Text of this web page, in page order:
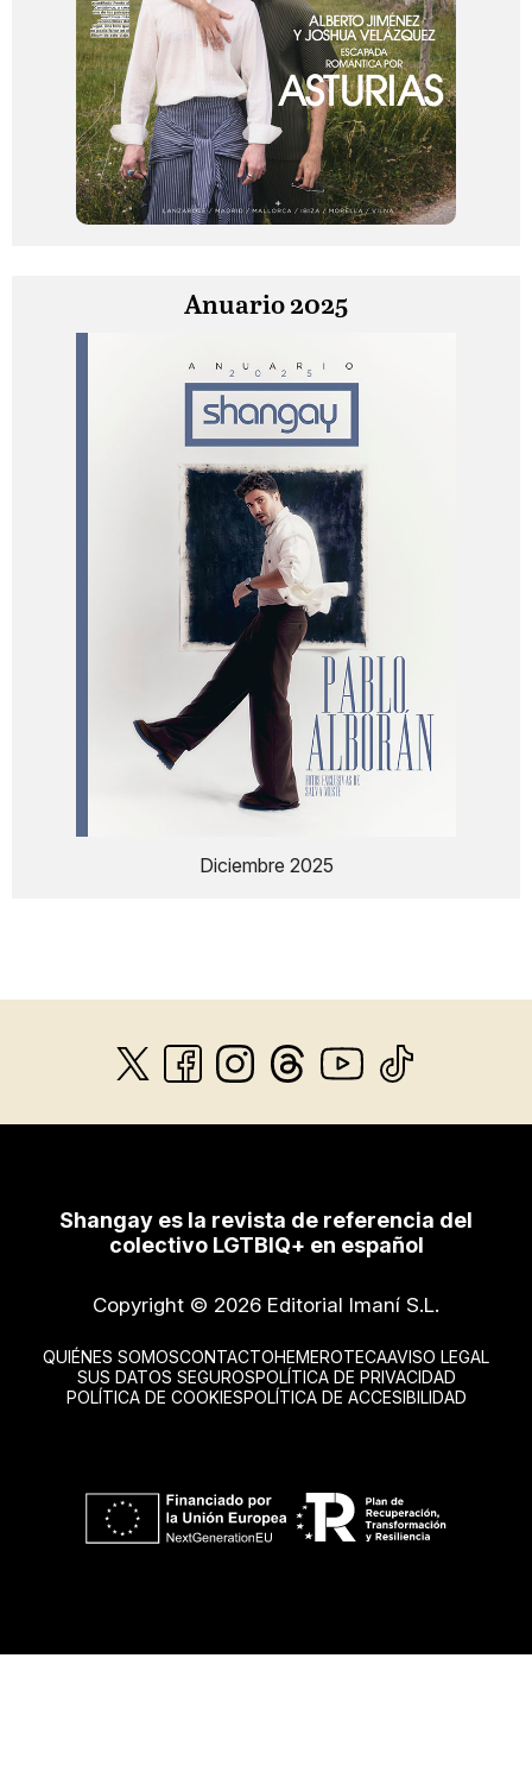
Anuario 2025
Diciembre 2025
Shangay es la revista de referencia del
colectivo LGTBIQ+ en español
Copyright © 2026 Editorial Imaní S.L.
QUIÉNES SOMOSCONTACTOHEMEROTECAAVISO LEGAL
SUS DATOS SEGUROSPOLÍTICA DE PRIVACIDAD
POLÍTICA DE COOKIESPOLÍTICA DE ACCESIBILIDAD